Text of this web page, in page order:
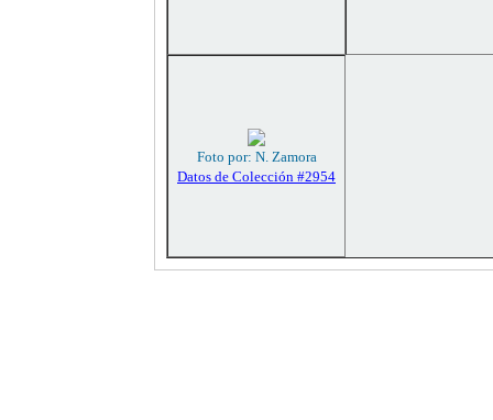
Foto por: N. Zamora
Datos de Colección #2954